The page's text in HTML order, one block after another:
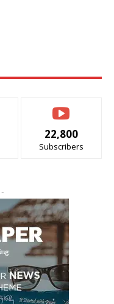
22,800
Subscribers
-